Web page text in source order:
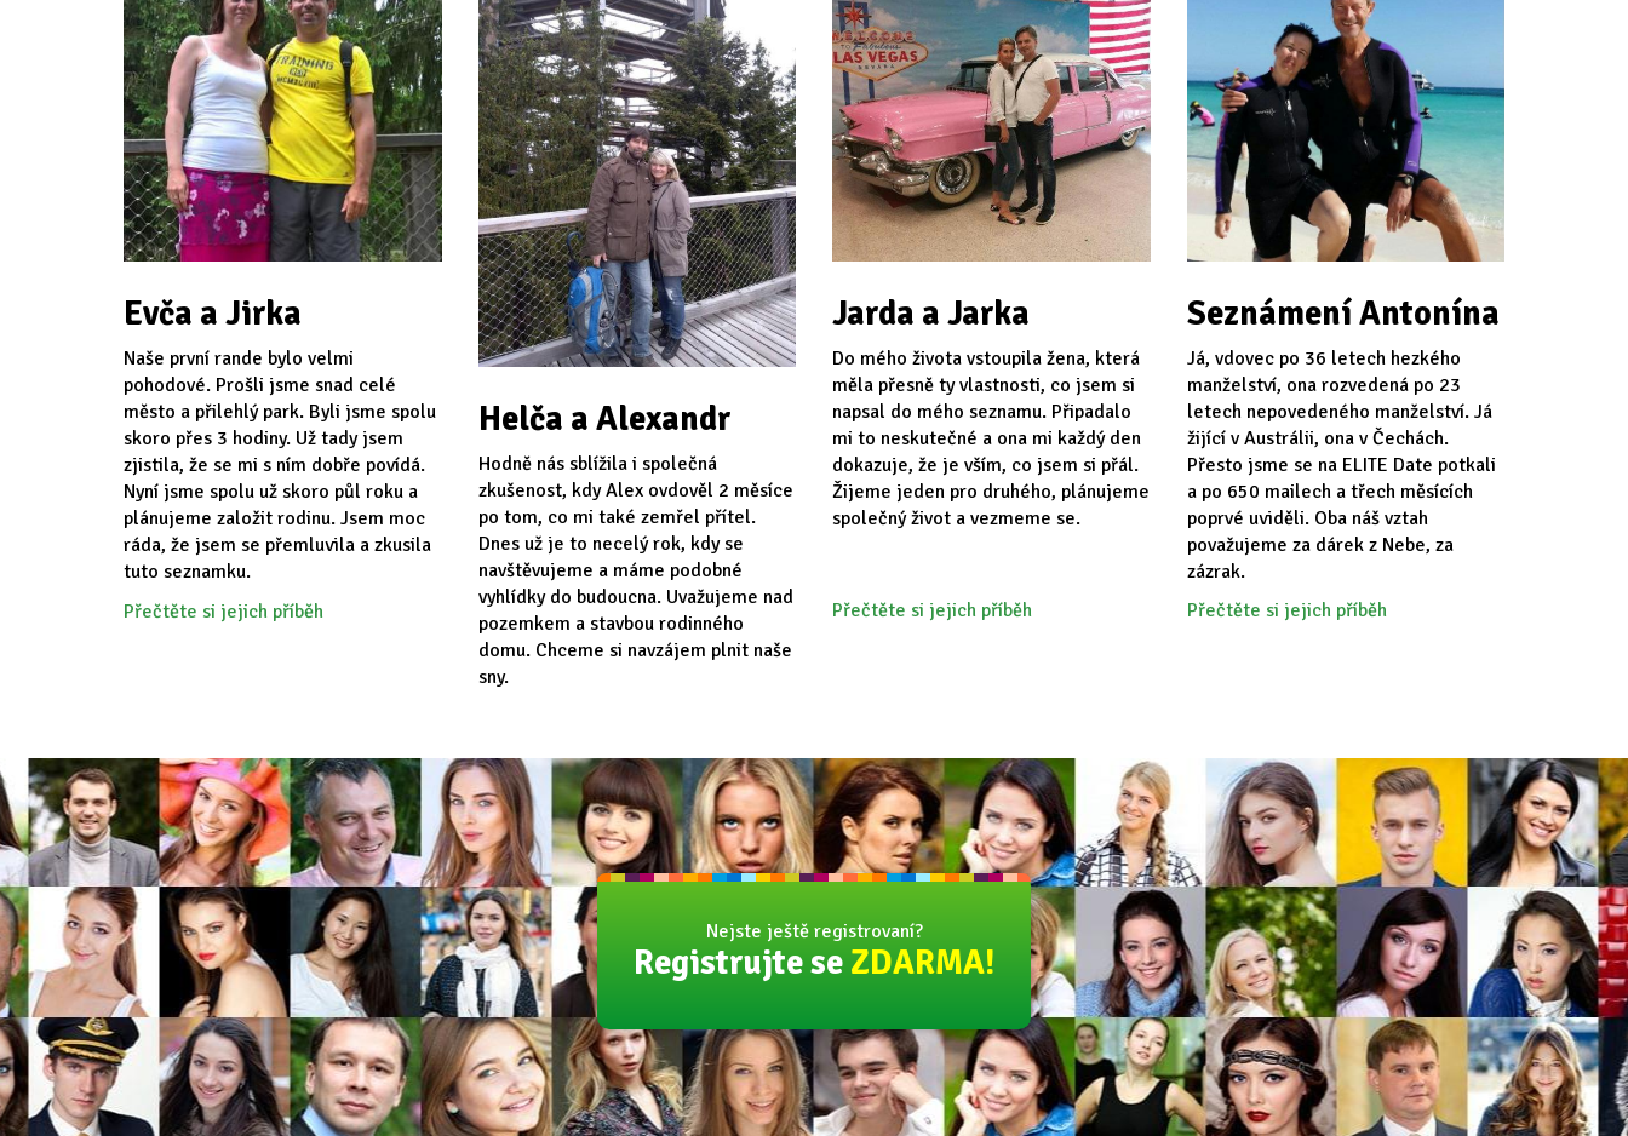
Evča a Jirka
Naše první rande bylo velmi
pohodové. Prošli jsme snad celé
město a přilehlý park. Byli jsme spolu
skoro přes 3 hodiny. Už tady jsem
zjistila, že se mi s ním dobře povídá.
Nyní jsme spolu už skoro půl roku a
plánujeme založit rodinu. Jsem moc
ráda, že jsem se přemluvila a zkusila
tuto seznamku.
Přečtěte si jejich příběh
Helča a Alexandr
Hodně nás sblížila i společná
zkušenost, kdy Alex ovdověl 2 měsíce
po tom, co mi také zemřel přítel.
Dnes už je to necelý rok, kdy se
navštěvujeme a máme podobné
vyhlídky do budoucna. Uvažujeme nad
pozemkem a stavbou rodinného
domu. Chceme si navzájem plnit naše
sny.
Jarda a Jarka
Do mého života vstoupila žena, která
měla přesně ty vlastnosti, co jsem si
napsal do mého seznamu. Připadalo
mi to neskutečné a ona mi každý den
dokazuje, že je vším, co jsem si přál.
Žijeme jeden pro druhého, plánujeme
společný život a vezmeme se.
Přečtěte si jejich příběh
Seznámení Antonína
Já, vdovec po 36 letech hezkého
manželství, ona rozvedená po 23
letech nepovedeného manželství. Já
žijící v Austrálii, ona v Čechách.
Přesto jsme se na ELITE Date potkali
a po 650 mailech a třech měsících
poprvé uviděli. Oba náš vztah
považujeme za dárek z Nebe, za
zázrak.
Přečtěte si jejich příběh
Nejste ještě registrovaní?
Registrujte se ZDARMA!